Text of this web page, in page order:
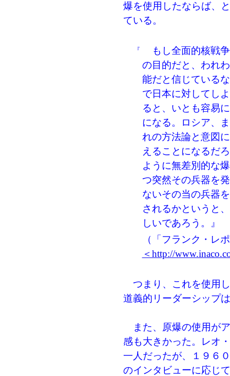
爆を使用したならば、
ている。
『
もし全面的核戦
の目的だと、われ
能だと信じている
で日本に対してし
ると、いとも容易
になる。ロシア、
れの方法論と意図
えることになるだ
ように無差別的な
つ突然その兵器を
ないその当の兵器
されるかというと
しいであろう。』
（「フランク・レ
＜http://
つまり、これを使用
道義的リーダーシップ
また、原爆の使用が
感も大きかった。レオ
一人だったが、１９６
のインタビューに応じ